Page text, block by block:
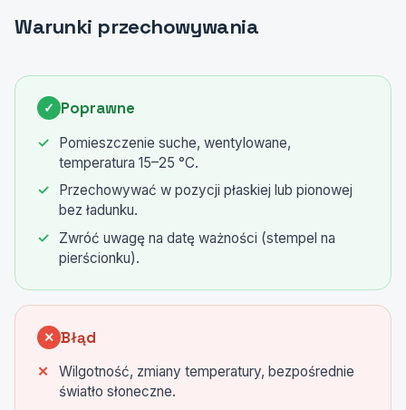
Warunki przechowywania
✓ Poprawne
Pomieszczenie suche, wentylowane,
temperatura 15–25 °C.
Przechowywać w pozycji płaskiej lub pionowej
bez ładunku.
Zwróć uwagę na datę ważności (stempel na
pierścionku).
✕ Błąd
Wilgotność, zmiany temperatury, bezpośrednie
światło słoneczne.